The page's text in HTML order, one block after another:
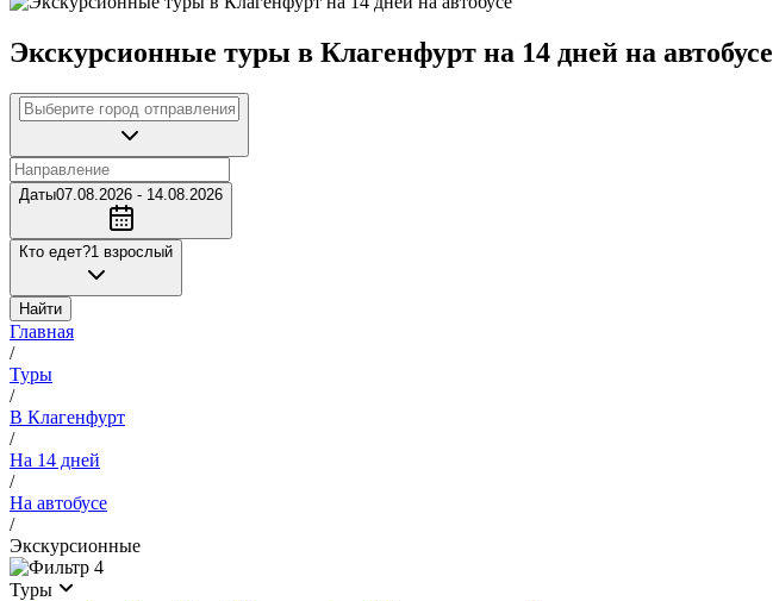
Экскурсионные туры в Клагенфурт на 14 дней на автобусе
Даты07.08.2026 - 14.08.2026
Кто едет?1 взрослый
Найти
Главная
/
Туры
/
В Клагенфурт
/
На 14 дней
/
На автобусе
/
Экскурсионные
4
Туры